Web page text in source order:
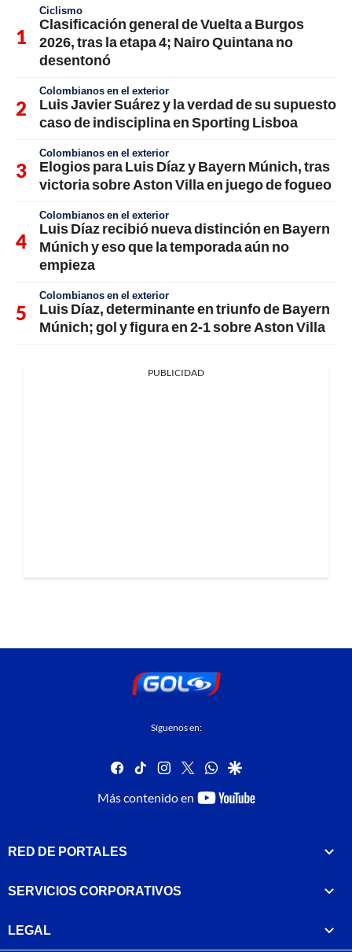
Ciclismo
Clasificación general de Vuelta a Burgos
2026, tras la etapa 4; Nairo Quintana no
desentonó
Colombianos en el exterior
Luis Javier Suárez y la verdad de su supuesto
caso de indisciplina en Sporting Lisboa
Colombianos en el exterior
Elogios para Luis Díaz y Bayern Múnich, tras
victoria sobre Aston Villa en juego de fogueo
Colombianos en el exterior
Luis Díaz recibió nueva distinción en Bayern
Múnich y eso que la temporada aún no
empieza
Colombianos en el exterior
Luis Díaz, determinante en triunfo de Bayern
Múnich; gol y figura en 2-1 sobre Aston Villa
PUBLICIDAD
Síguenos en:
facebook
tiktok instagram
twitterwhatsapp
google
Más contenido en
youtube-
RED DE PORTALES
SERVICIOS CORPORATIVOS
LEGAL